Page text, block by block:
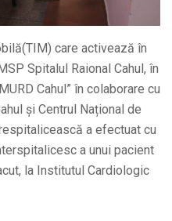
care activează în
Spitalul Raional Cahul, în
Cahul” în colaborare cu
și Centrul Național de
a efectuat cu
a unui pacient
la Institutul Cardiologic